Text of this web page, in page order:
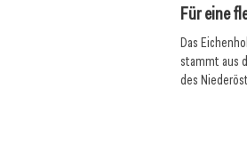
Für eine
Das
stammt aus
des